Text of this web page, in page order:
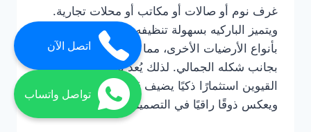
غرف نوم أو صالات أو مكاتب أو محلات تجارية.
ويتميز الباركيه بسهولة تنظيفه وصيانته مقارنة
بأنواع الأرضيات الأخرى، مما يجعله خيارًا عمليًا
بجانب شكله الجمالي. لذلك يُعد تركيب باركيه ام
القيوين استثمارًا ذكيًا يضيف قيمة حقيقية للمكان
ويعكس ذوقًا راقيًا في التصميم الداخلي.
اتصل الآن
تواصل واتساب